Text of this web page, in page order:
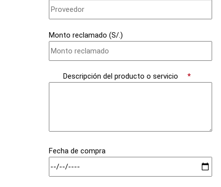
Monto reclamado (S/.)
Descripción del producto o servicio *
Fecha de compra